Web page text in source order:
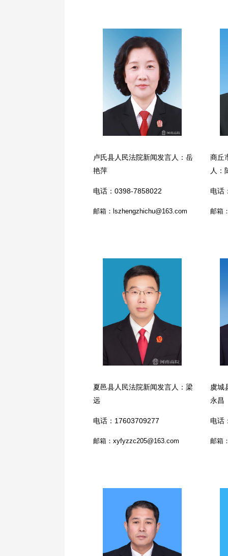
卢氏县人民法院新闻发言人：岳
艳萍
电话：0398-7858022
邮箱：lszhengzhichu@163.com
商丘
人：
电话
邮箱
夏邑县人民法院新闻发言人：梁
远
电话：17603709277
邮箱：xyfyzzc205@163.com
虞城
永昌
电话
邮箱